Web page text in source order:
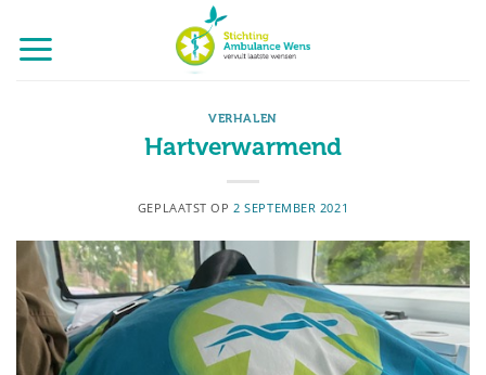
naar
inhoud
VERHALEN
Hartverwarmend
GEPLAATST OP 2 SEPTEMBER 2021